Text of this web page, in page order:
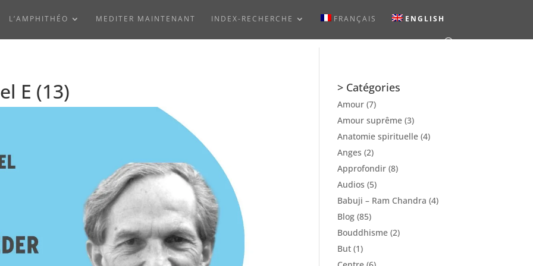
L’AMPHITHÉO MEDITER MAINTENANT INDEX-RECHERCHE FRANÇAIS ENGLISH
E (13) > Catégories
Amour (7)
Amour suprême (3)
Anatomie spirituelle (4)
Anges (2)
Approfondir (8)
Audios (5)
Babuji – Ram Chandra (4)
Blog (85)
Bouddhisme (2)
But (1)